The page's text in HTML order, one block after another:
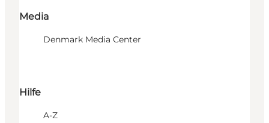
Media
Denmark Media Center
Hilfe
A-Z